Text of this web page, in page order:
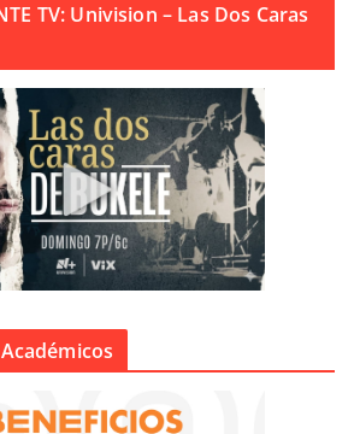
TV: Univision – Las Dos Caras